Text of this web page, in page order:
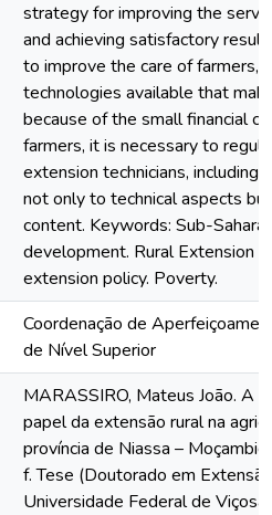
strategy for improving the
and achieving satisfactory
to improve the care of farmers,
technologies available that
because of the small financial
farmers, it is necessary to
extension technicians, including
not only to technical aspects
content. Keywords: Sub-
development. Rural Extension
extension policy. Poverty.
Coordenação de
de Nível Superior
MARASSIRO, Mateus João. A
papel da extensão rural na
província de Niassa –
f. Tese (Doutorado em
Universidade Federal de